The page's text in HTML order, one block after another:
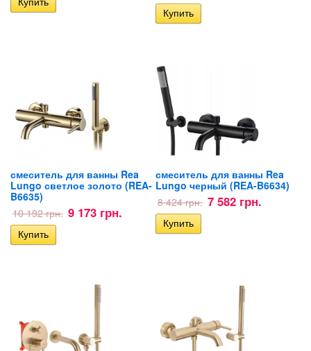
смеситель для ванны Rea
Lungo светлое золото (REA-
B6635)
10 192 грн. 9 173 грн.
смеситель для ванны Rea
Lungo черный (REA-B6634)
8 424 грн. 7 582 грн.